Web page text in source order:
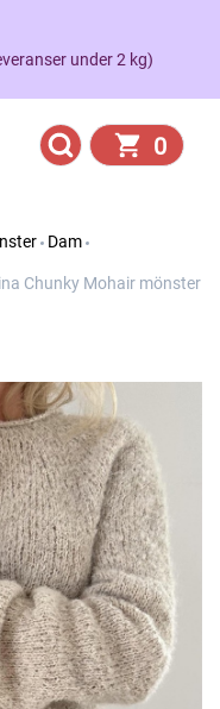
under 2 kg)
0
Dam
Chunky Mohair mönster